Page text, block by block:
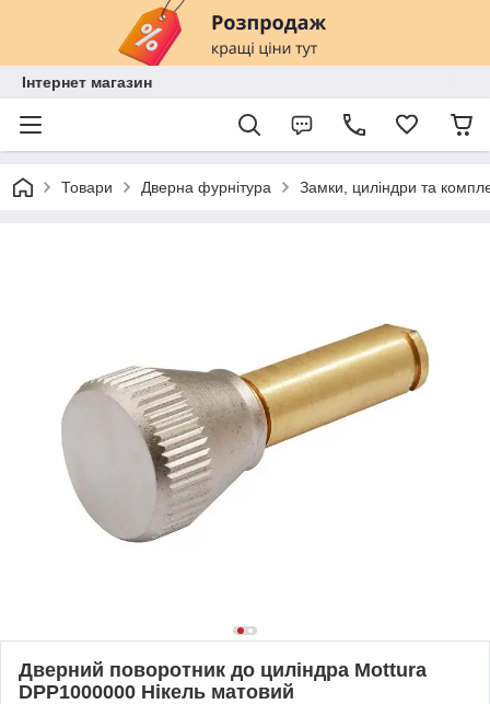
Інтернет магазин
Товари Дверна фурнітура Замки, циліндри та
Дверний поворотник до циліндра Mottura
DPP1000000 Нікель матовий